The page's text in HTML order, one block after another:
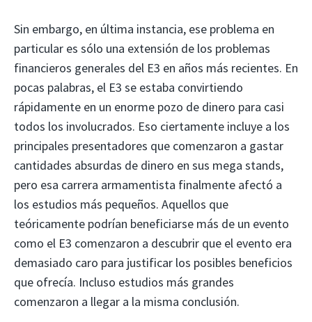
Sin embargo, en última instancia, ese problema en
particular es sólo una extensión de los problemas
financieros generales del E3 en años más recientes. En
pocas palabras, el E3 se estaba convirtiendo
rápidamente en un enorme pozo de dinero para casi
todos los involucrados. Eso ciertamente incluye a los
principales presentadores que comenzaron a gastar
cantidades absurdas de dinero en sus mega stands,
pero esa carrera armamentista finalmente afectó a
los estudios más pequeños. Aquellos que
teóricamente podrían beneficiarse más de un evento
como el E3 comenzaron a descubrir que el evento era
demasiado caro para justificar los posibles beneficios
que ofrecía. Incluso estudios más grandes
comenzaron a llegar a la misma conclusión.